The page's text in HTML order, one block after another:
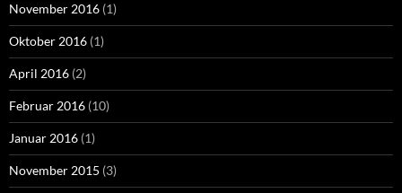
November 2016 (1)
Oktober 2016 (1)
April 2016 (2)
Februar 2016 (10)
Januar 2016 (1)
November 2015 (3)